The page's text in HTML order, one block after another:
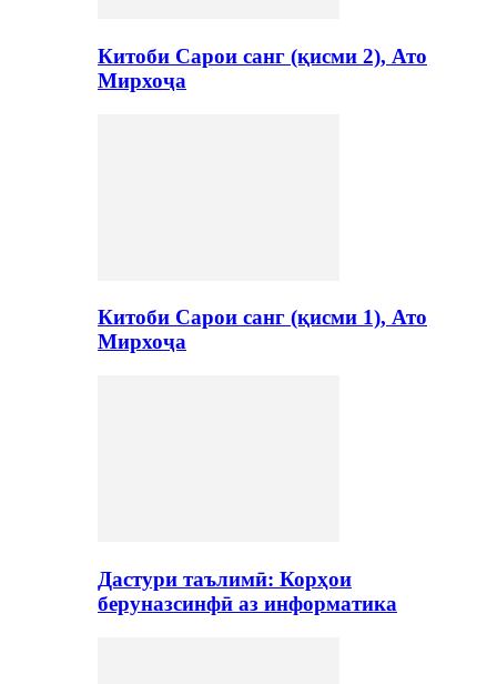
Китоби Сарои санг (қисми 2), Ато
Мирхоҷа
Китоби Сарои санг (қисми 1), Ато
Мирхоҷа
Дастури таълимӣ: Корҳои
беруназсинфӣ аз информатика